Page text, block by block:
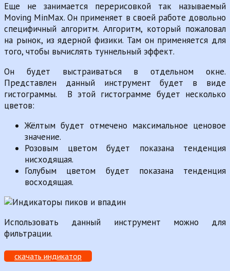
Еще не занимается перерисовкой так называемый
Moving MinMax. Он применяет в своей работе довольно
специфичный алгоритм. Алгоритм, который пожаловал
на рынок, из ядерной физики. Там он применяется для
того, чтобы вычислять туннельный эффект.
Он будет выстраиваться в отдельном окне.
Представлен данный инструмент будет в виде
гистограммы. В этой гистограмме будет несколько
цветов:
Жёлтым будет отмечено максимальное ценовое
значение.
Розовым цветом будет показана тенденция
нисходящая.
Голубым цветом будет показана тенденция
восходящая.
Использовать данный инструмент можно для
фильтрации.
скачать индикатор